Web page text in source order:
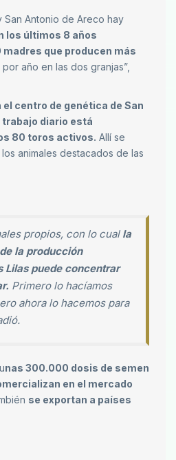
San Antonio de Areco hay
los últimos 8 años
madres que producen más
por año en las dos granjas”,
el centro de genética de San
diario está
80 toros activos. Allí se
animales destacados de las
propios, con lo cualla
la producción
Lilas puede concentrar
Primero lo hacíamos
ahora lo hacemos para
nas 300.000 dosis de semen
en el mercado
se exportan a países